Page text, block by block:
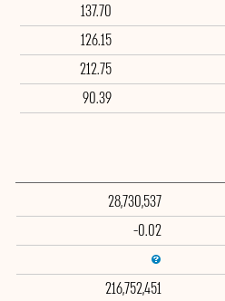
137.70
126.15
212.75
90.39
28,730,537
-0.02
216,752,451